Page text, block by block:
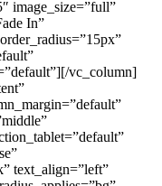
image_size=”full”
In”
vc_column]
text_align=”left”